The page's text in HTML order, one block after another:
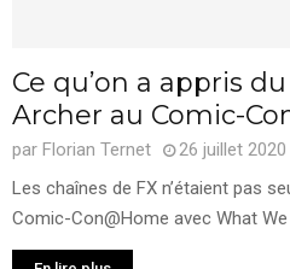
Ce qu’on a appris
Archer au Comic-
par Florian Ternet
26 juillet 2020
Les chaînes de FX n’étaient pas
Comic-Con@Home avec What